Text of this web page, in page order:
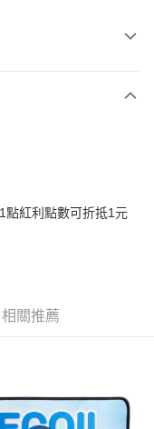
點紅利點數可折抵1元
相關推薦